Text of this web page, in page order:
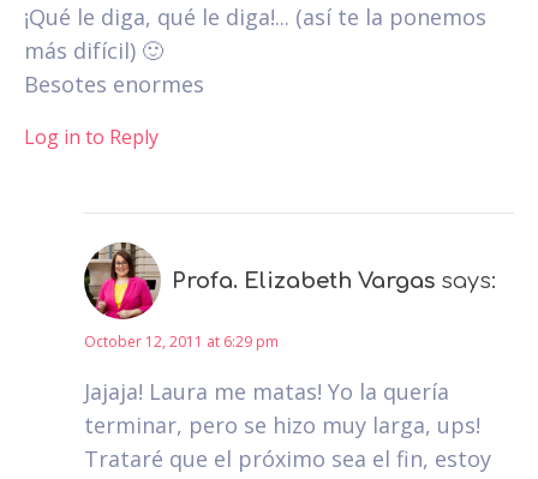
¡Qué le diga, qué le diga!... (así te la ponemos
más difícil) 🙂
Besotes enormes
Log in to Reply
Profa. Elizabeth Vargas says:
October 12, 2011 at 6:29 pm
Jajaja! Laura me matas! Yo la quería
terminar, pero se hizo muy larga, ups!
Trataré que el próximo sea el fin, estoy